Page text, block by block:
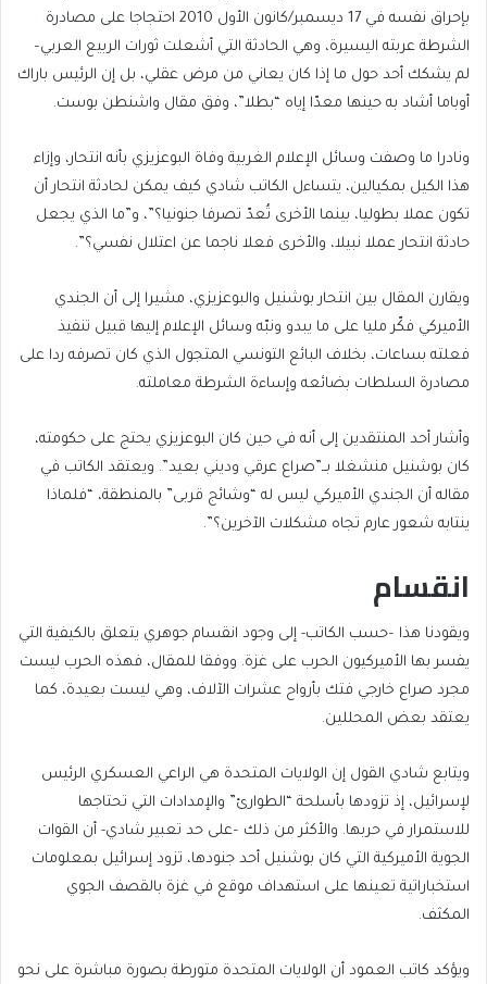
بإحراق نفسه في 17 ديسمبر/كانون الأول 2010 احتجاجا على مصادرة
الشرطة عربته اليسيرة، وهي الحادثة التي أشعلت ثورات الربيع العربي–
لم يشكك أحد حول ما إذا كان يعاني من مرض عقلي، بل إن الرئيس باراك
أوباما أشاد به حينها معدّا إياه “بطلا”، وفق مقال واشنطن بوست.
ونادرا ما وصفت وسائل الإعلام الغربية وفاة البوعزيزي بأنه انتحار، وإزاء
هذا الكيل بمكيالين، يتساءل الكاتب شادي كيف يمكن لحادثة انتحار أن
تكون عملا بطوليا، بينما الأخرى تُعدّ تصرفا جنونيا؟”، و”ما الذي يجعل
حادثة انتحار عملا نبيلا، والأخرى فعلا ناجما عن اعتلال نفسي؟”.
ويقارن المقال بين انتحار بوشنيل والبوعزيزي، مشيرا إلى أن الجندي
الأميركي فكّر مليا على ما يبدو ونبّه وسائل الإعلام إليها قبيل تنفيذ
فعلته بساعات، بخلاف البائع التونسي المتجول الذي كان تصرفه ردا على
مصادرة السلطات بضائعه وإساءة الشرطة معاملته.
وأشار أحد المنتقدين إلى أنه في حين كان البوعزيزي يحتج على حكومته،
كان بوشنيل منشغلا بــ”صراع عرقي وديني بعيد”. ويعتقد الكاتب في
مقاله أن الجندي الأميركي ليس له “وشائج قربى” بالمنطقة، “فلماذا
ينتابه شعور عارم تجاه مشكلات الآخرين؟”.
انقسام
ويقودنا هذا –حسب الكاتب- إلى وجود انقسام جوهري يتعلق بالكيفية التي
يفسر بها الأميركيون الحرب على غزة. ووفقا للمقال، فهذه الحرب ليست
مجرد صراع خارجي فتك بأرواح عشرات الآلاف، وهي ليست بعيدة، كما
يعتقد بعض المحللين.
ويتابع شادي القول إن الولايات المتحدة هي الراعي العسكري الرئيس
لإسرائيل، إذ تزودها بأسلحة “الطوارئ” والإمدادات التي تحتاجها
للاستمرار في حربها. والأكثر من ذلك –على حد تعبير شادي- أن القوات
الجوية الأميركية التي كان بوشنيل أحد جنودها، تزود إسرائيل بمعلومات
استخباراتية تعينها على استهداف موقع في غزة بالقصف الجوي
المكثف.
ويؤكد كاتب العمود أن الولايات المتحدة متورطة بصورة مباشرة على نحو